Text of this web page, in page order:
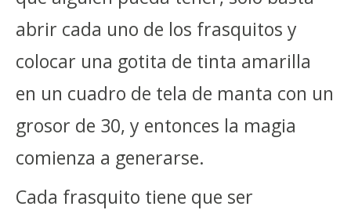
abrir cada uno de los frasquitos y
colocar una gotita de tinta amarilla
en un cuadro de tela de manta con un
grosor de 30, y entonces la magia
comienza a generarse.
Cada frasquito tiene que ser